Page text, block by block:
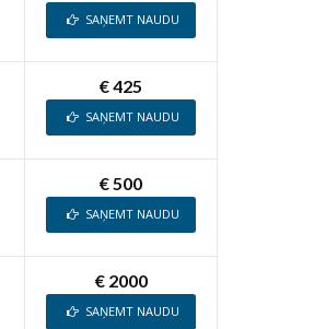
SAŅEMT NAUDU
€ 425
SAŅEMT NAUDU
€ 500
SAŅEMT NAUDU
€ 2000
SAŅEMT NAUDU